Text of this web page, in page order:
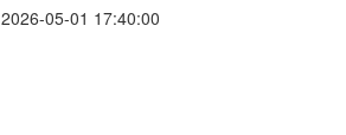
2026-05-01 17:40:00